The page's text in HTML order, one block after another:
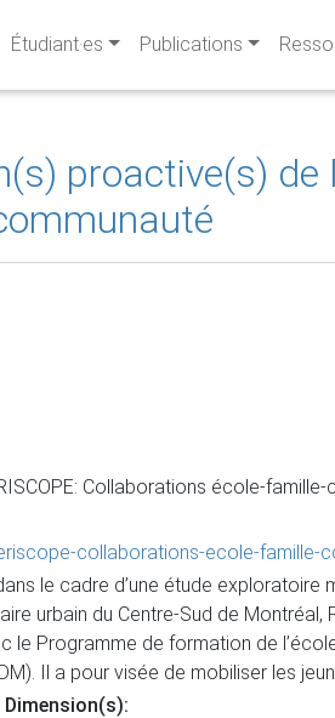
Étudiant·es Publications
proactive(s) de
Collaborations école-
collaborations-ecole-famille-
le cadre d’une étude exploratoire
urbain du Centre-Sud de
le Programme de formation de
Il a pour visée de mobiliser les
Dimension(s):